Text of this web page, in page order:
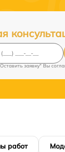
заявку" Вы
работ